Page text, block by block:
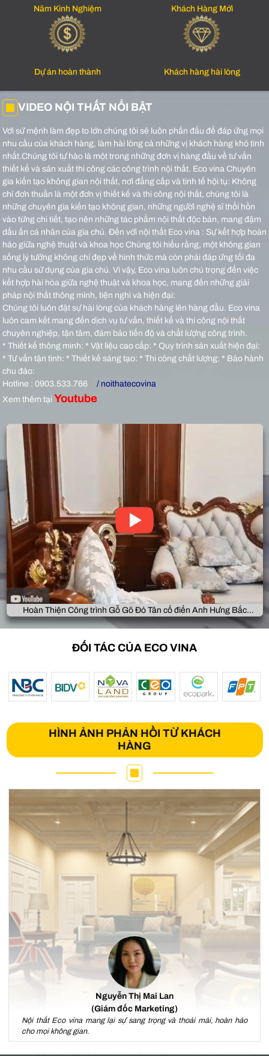
Năm Kinh Nghiệm Khách Hàng Mới
Dự án hoàn thành Khách hàng hài lòng
VIDEO NỘI THẤT NỔI BẬT
Với sứ mệnh làm đẹp to lớn chúng tôi sẽ luôn phấn đấu để đáp ứng mọi
nhu cầu của khách hàng, làm hài lòng cả những vị khách hàng khó tính
nhất.Chúng tôi tự hào là một trong những đơn vị hàng đầu về tư vấn
thiết kế và sản xuất thi công các công trình nội thất. Eco vina Chuyên
gia kiến tạo không gian nội thất, nơi đẳng cấp và tinh tế hội tụ: Không
chỉ đơn thuần là một đơn vị thiết kế và thi công nội thất, chúng tôi là
những chuyên gia kiến tạo không gian, những người nghệ sĩ thổi hồn
vào từng chi tiết, tạo nên những tác phẩm nội thất độc bản, mang đậm
dấu ấn cá nhân của gia chủ. Đến với nội thất Eco vina : Sự kết hợp hoàn
hảo giữa nghệ thuật và khoa học Chúng tôi hiểu rằng, một không gian
sống lý tưởng không chỉ đẹp về hình thức mà còn phải đáp ứng tối đa
nhu cầu sử dụng của gia chủ. Vì vậy, Eco vina luôn chú trọng đến việc
kết hợp hài hòa giữa nghệ thuật và khoa học, mang đến những giải
pháp nội thất thông minh, tiện nghi và hiện đại:
Chúng tôi luôn đặt sự hài lòng của khách hàng lên hàng đầu. Eco vina
luôn cam kết mang đến dịch vụ tư vấn, thiết kế và thi công nội thất
chuyên nghiệp, tận tâm, đảm bảo tiến độ và chất lượng công trình.
* Thiết kế thông minh: * Vật liệu cao cấp: * Quy trình sản xuất hiện đại:
* Tư vấn tận tình: * Thiết kế sáng tạo: * Thi công chất lượng: * Bảo hành
chu đáo:
Hotline : 0903.533.766
/ noithatecovina
Xem thêm tại Youtube
Hoàn Thiện Công trình Gỗ Gõ Đỏ Tân cổ điển Anh Hưng Bắc
Giang
ĐỐI TÁC CỦA ECO VINA
HÌNH ẢNH PHẢN HỒI TỪ KHÁCH
HÀNG
Nguyễn Thị Mai Lan
(Giám đốc Marketing)
Nội thất Eco vina mang lại sự sang trọng và thoải mái, hoàn hảo
cho mọi không gian.